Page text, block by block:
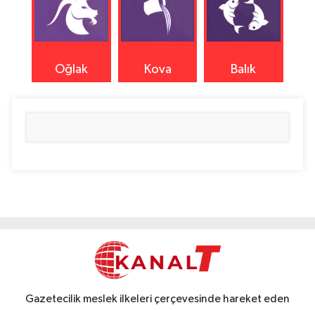
Oğlak Kova Balık
Gazetecilik meslek ilkeleri çerçevesinde hareket eden